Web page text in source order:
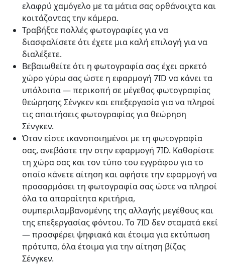
ελαφρύ χαμόγελο με τα μάτια σας ορθάνοιχτα και
κοιτάζοντας την κάμερα.
Τραβήξτε πολλές φωτογραφίες για να
διασφαλίσετε ότι έχετε μια καλή επιλογή για να
διαλέξετε.
Βεβαιωθείτε ότι η φωτογραφία σας έχει αρκετό
χώρο γύρω σας ώστε η εφαρμογή 7ID να κάνει τα
υπόλοιπα — περικοπή σε μέγεθος φωτογραφίας
θεώρησης Σένγκεν και επεξεργασία για να πληροί
τις απαιτήσεις φωτογραφίας για θεώρηση
Σένγκεν.
Όταν είστε ικανοποιημένοι με τη φωτογραφία
σας, ανεβάστε την στην εφαρμογή 7ID. Καθορίστε
τη χώρα σας και τον τύπο του εγγράφου για το
οποίο κάνετε αίτηση και αφήστε την εφαρμογή να
προσαρμόσει τη φωτογραφία σας ώστε να πληροί
όλα τα απαραίτητα κριτήρια,
συμπεριλαμβανομένης της αλλαγής μεγέθους και
της επεξεργασίας φόντου. Το 7ID δεν σταματά εκεί
— προσφέρει ψηφιακά και έτοιμα για εκτύπωση
πρότυπα, όλα έτοιμα για την αίτηση βίζας
Σένγκεν.